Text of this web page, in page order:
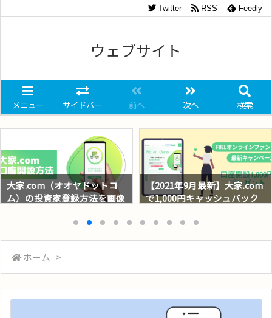
ウェブサイト
メニュー サイドバー 前へ 次へ 検索
Twitter RSS Feedly
大家.com（オオヤドットコ
ム）の投資家登録方法を画像
【2021年9月最新】大家.com
で1,000円キャッシュバック
ホーム >